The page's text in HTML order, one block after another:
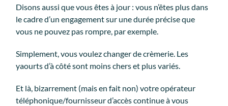
Disons aussi que vous êtes à jour : vous n’êtes plus dans
le cadre d’un engagement sur une durée précise que
vous ne pouvez pas rompre, par exemple.
Simplement, vous voulez changer de crèmerie. Les
yaourts d’à côté sont moins chers et plus variés.
Et là, bizarrement (mais en fait non) votre opérateur
téléphonique/fournisseur d’accès continue à vous